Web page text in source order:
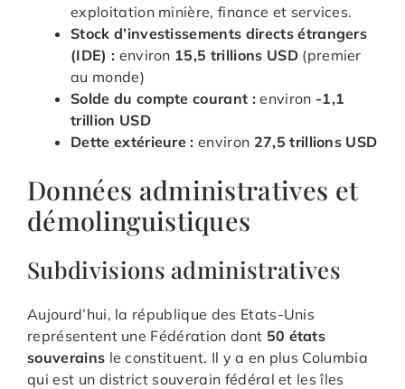
exploitation minière, finance et services.
Stock d’investissements directs étrangers
(IDE) : environ 15,5 trillions USD(premier
au monde)
Solde du compte courant : environ -1,1
trillion USD
Dette extérieure : environ 27,5 trillions USD
Données administratives et
démolinguistiques
Subdivisions administratives
Aujourd’hui, la république des Etats-Unis
représentent une Fédération dont 50 états
souverains le constituent. Il y a en plus Columbia
qui est un district souverain fédéral et les îles